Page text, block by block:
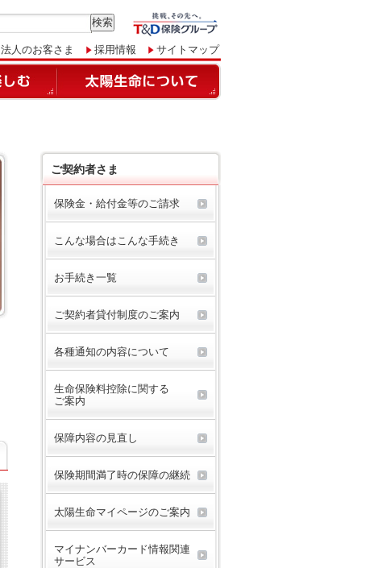
サイトマップ
採用情報
法人のお客さま
ご契約者さま
保険金・給付金等のご請求
こんな場合はこんな手続き
お手続き一覧
ご契約者貸付制度のご案内
各種通知の内容について
生命保険料控除に関する
ご案内
保障内容の見直し
保険期間満了時の保障の継続
太陽生命マイページのご案内
マイナンバーカード情報関連
サービス